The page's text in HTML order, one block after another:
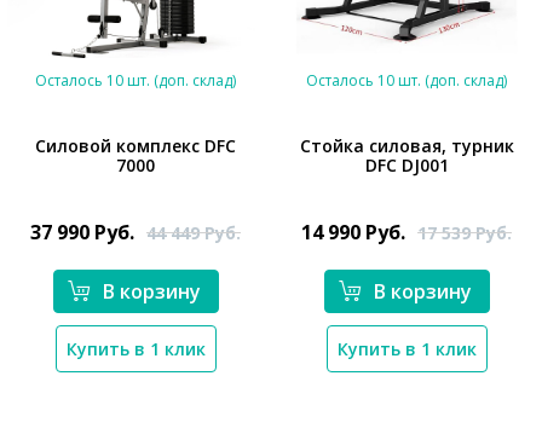
Осталось 10 шт. (доп. склад)
Силовой комплекс DFC
7000
37 990 Руб. 44 449Руб.
В корзину
Купить в 1 клик
Осталось 10 шт. (доп. склад)
Стойка силовая, турник
DFC DJ001
14 990 Руб. 17 539Руб.
В корзину
Купить в 1 клик